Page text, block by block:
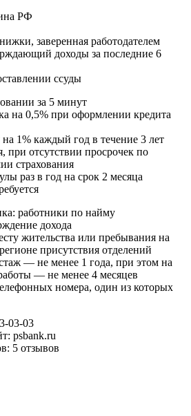
РФ
заверенная работодателем
доходы за последние 6
ссуды
за 5 минут
на 0,5% при оформлении кредита
1% каждый год в течение 3 лет
при отсутствии просрочек по
страхования
раз в год на срок 2 месяца
работники по найму
дохода
жительства или пребывания на
присутствия отделений
— не менее 1 года, при этом на
— не менее 4 месяцев
номера, один из которых
03-03
psbank.ru
5 отзывов